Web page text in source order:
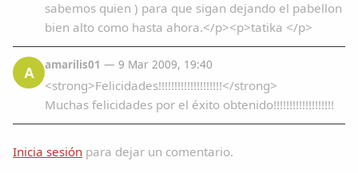
sabemos quien ) para que sigan dejando el pabellon
bien alto como hasta ahora.</p><p>tatika </p>
A amarilis01 — 9 Mar 2009, 19:40
<strong>Felicidades!!!!!!!!!!!!!!!!!!!!</strong>
Muchas felicidades por el éxito obtenido!!!!!!!!!!!!!!!!!!!
Inicia sesión para dejar un comentario.